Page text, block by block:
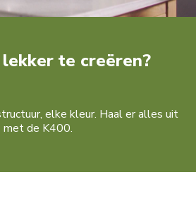
te creëren?
elke kleur. Haal er alles uit
met de K400.